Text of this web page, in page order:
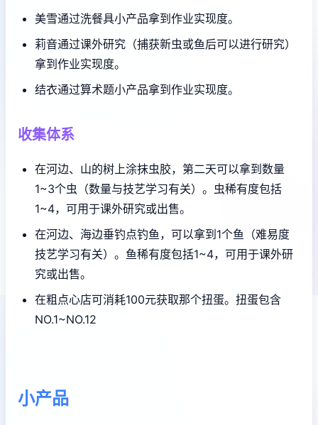
美雪通过洗餐具小产品拿到作业实现度。
莉音通过课外研究（捕获新虫或鱼后可以进行研究）
拿到作业实现度。
结衣通过算术题小产品拿到作业实现度。
收集体系
在河边、山的树上涂抹虫胶，第二天可以拿到数量
1~3个虫（数量与技艺学习有关）。虫稀有度包括
1~4，可用于课外研究或出售。
在河边、海边垂钓点钓鱼，可以拿到1个鱼（难易度
技艺学习有关）。鱼稀有度包括1~4，可用于课外研
究或出售。
在粗点心店可消耗100元获取那个扭蛋。扭蛋包含
NO.1~NO.12
小产品